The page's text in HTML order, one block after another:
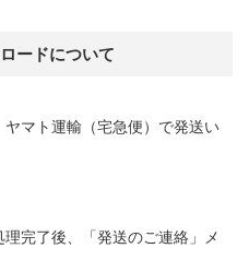
ードについて
マト運輸（宅急便）で発送い
完了後、「発送のご連絡」メ